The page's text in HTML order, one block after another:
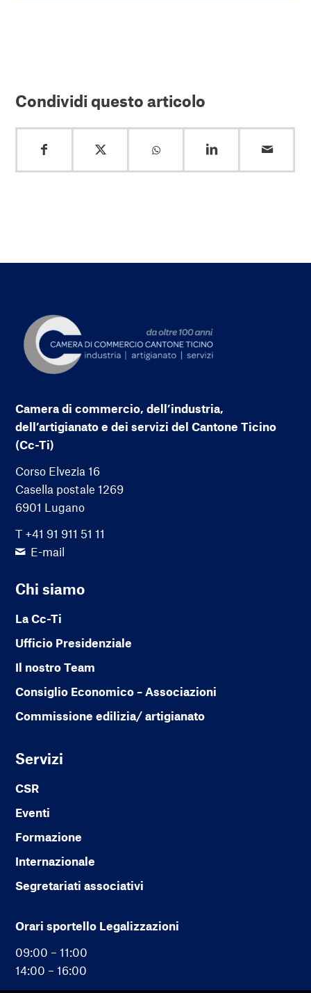
Condividi questo articolo
Camera di commercio, dell’industria,
dell’artigianato e dei servizi del Cantone Ticino
(Cc-Ti)
Corso Elvezia 16
Casella postale 1269
6901 Lugano
T +41 91 911 51 11
E-mail
Chi siamo
La Cc-Ti
Ufficio Presidenziale
Il nostro Team
Consiglio Economico – Associazioni
Commissione edilizia/ artigianato
Servizi
CSR
Eventi
Formazione
Internazionale
Segretariati associativi
Orari sportello Legalizzazioni
09:00 – 11:00
14:00 – 16:00